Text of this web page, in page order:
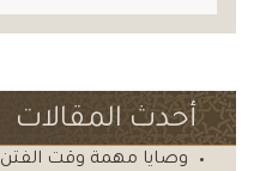
أحدث المقالات
وصايا مهمة وقت الفتن